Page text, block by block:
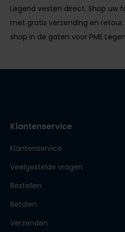
Legend vesten direct. Shop uw
met gratis verzending en
shop in de gaten voor PME
Klantenservice
Klantenservice
Veelgestelde vragen
Bestellen
Betalen
Verzenden